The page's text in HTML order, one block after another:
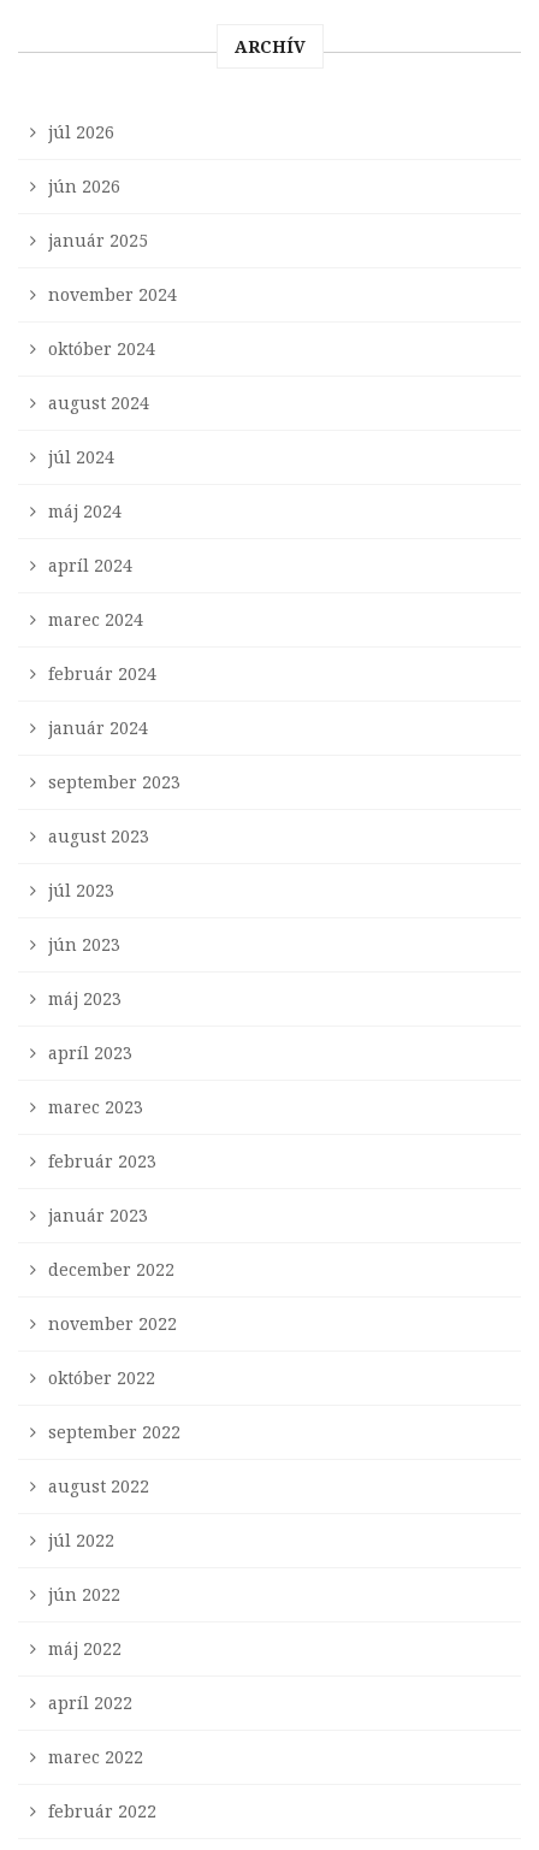
ARCHÍV
júl 2026
jún 2026
január 2025
november 2024
október 2024
august 2024
júl 2024
máj 2024
apríl 2024
marec 2024
február 2024
január 2024
september 2023
august 2023
júl 2023
jún 2023
máj 2023
apríl 2023
marec 2023
február 2023
január 2023
december 2022
november 2022
október 2022
september 2022
august 2022
júl 2022
jún 2022
máj 2022
apríl 2022
marec 2022
február 2022